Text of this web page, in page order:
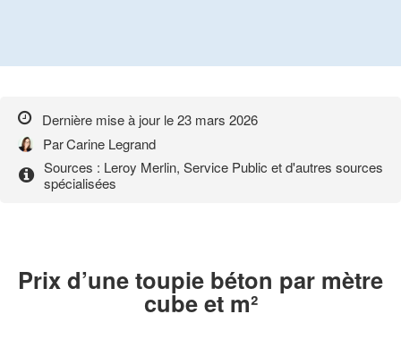
Dernière mise à jour le23 mars 2026
ParCarine Legrand
Sources : Leroy Merlin, Service Public et d'autres sources
spécialisées
Prix d’une toupie béton par mètre
cube et m²